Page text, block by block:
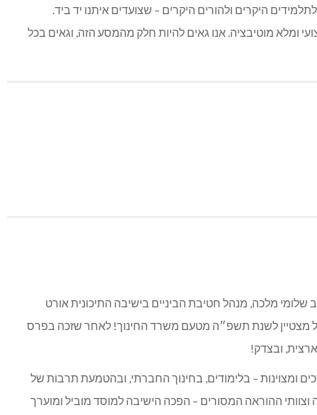
היקרים ולהורים היקרים – שצועדים איתנו יד ביד.
ומלא מוטיבציה. אנו גאים להיות חלק מהמסע הזה, וגאים בכל
מלכה, מנהל חטיבת הביניים בישיבה התיכונית אורט
מצטיין לשנת תשפ״ה מטעם משרד החינוך! לאחר שזכה בפרס
ובצדק!
ומצוינות – בלימודים, בחינוך החברתי, ובהטמעת תרבות של
ההוראה המסורים – הפכה הישיבה למוסד מוביל ומוערך